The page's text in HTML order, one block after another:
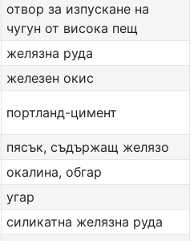
отвор за изпускане на
чугун от висока пещ
желязна руда
железен окис
портланд-цимент
пясък, съдържащ желязо
окалина, обгар
угар
силикатна желязна руда